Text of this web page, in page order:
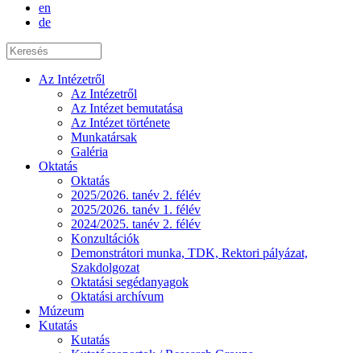
en
de
Az Intézetről
Az Intézetről
Az Intézet bemutatása
Az Intézet története
Munkatársak
Galéria
Oktatás
Oktatás
2025/2026. tanév 2. félév
2025/2026. tanév 1. félév
2024/2025. tanév 2. félév
Konzultációk
Demonstrátori munka, TDK, Rektori pályázat,
Szakdolgozat
Oktatási segédanyagok
Oktatási archívum
Múzeum
Kutatás
Kutatás